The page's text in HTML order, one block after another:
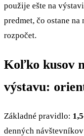
použije ešte na
predmet, čo ostane
rozpočet.
Koľko kusov
výstavu:
Základné pravidlo:
denných